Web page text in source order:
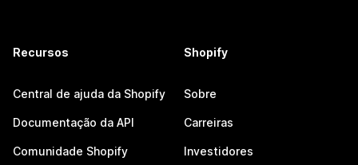
Recursos
Central de ajuda da Shopify
Documentação da API
Comunidade Shopify
Shopify
Sobre
Carreiras
Investidores